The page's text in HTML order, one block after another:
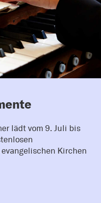
lädt vom 9. Juli bis
Kirchen